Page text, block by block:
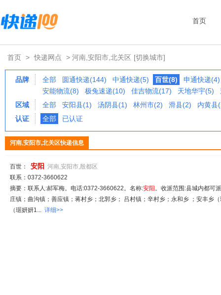
首页
首页 > 快递网点 > 河南,安阳市,北关区 [切换城市]
品牌 全部 圆通快递(144) 中通快递(5) 百世(8)
申通快递(4)
安能物流(8)
极兔速递(10) 佳吉物流(17) 天地华宇(5)
区域
全部 安阳县(1) 汤阴县(1) 林州市(2) 滑县(2)
内黄县
认证
全部 已认证
河南,安阳市,北关区快递信息
百世： 安阳 河南,安阳市,殷都区
联系：0372-3660622
摘要：联系人:郝军梅。电话:0372-3660622。名称:安阳 。收派范围:县城内都可
庄镇；曲沟镇；善应镇；蒋村乡；北郭乡； 吕村镇；辛村乡；永和乡 ；安丰乡
（琚妍妍1... 详细>>